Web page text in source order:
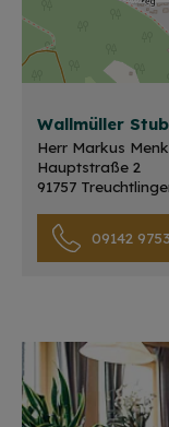
Wallmüller
Herr Markus Menk
Hauptstraße 2
91757
09142